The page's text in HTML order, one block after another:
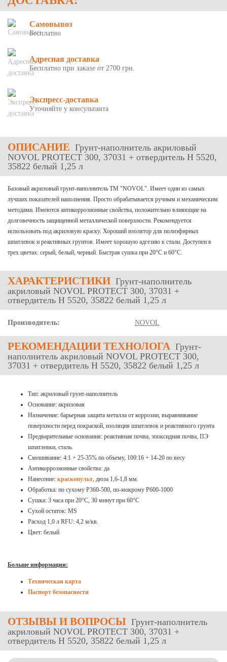
Самовывоз
Бесплатно
Адресная доставка
Бесплатно при заказе от 2700 грн.
Экспресс-доставка
Уточняйте у консультанта
ОПИСАНИЕ Грунт-наполнитель акриловый
NOVOL PROTECT 300, 37031 + отвердитель H 5520,
35822 белый 1,25 л
Базовый акриловый грунт-наполнитель ТМ "NOVOL". Имеет один из самых
лучших показателей наполнения. Просто обрабатывается ручным и механическим
методами. Имеются антикоррозионные свойства, положительно влияющие на
долговечность защищенной металлической поверхности. Рекомендуется
использовать под акриловую краску. Хороший изолятор для полиэфирных
шпатлевок и реактивных грунтов. Имеет хорошую адгезию к стали. Доступен в
трех цветах: серый, белый, черный. Быстрая сушка при 20°C и 60°C.
ХАРАКТЕРИСТИКИ Грунт-наполнитель
акриловый NOVOL PROTECT 300, 37031 +
отвердитель H 5520, 35822 белый 1,25 л
Производитель: NOVOL
РЕКОМЕНДАЦИИ ТЕХНОЛОГА Грунт-
наполнитель акриловый NOVOL PROTECT 300,
37031 + отвердитель H 5520, 35822 белый 1,25 л
Тип: акриловый грунт-наполнитель
Основание: акриловая
Назначение: барьерная защита металла от коррозии, выравнивание
поверхности перед покраской, изоляция шпатлевок и реактивного грунта
Предварительные основания: реактивная почва, эпоксидная почва, ПЭ
шпатлевки, сталь.
Смешивание: 4:1 + 25-35% по объему, 100:16 + 14-20 по весу
Антикоррозионные свойства: да
Нанесение: краскопульт, дюза 1,6-1,8 мм.
Обработка: по сухому Р360-500, по-мокрому Р600-1000
Сушка: 3 часа при 20°C, 30 минут при 60°C
Сухой остаток: MS
Расход 1,0 л RFU: 4,2 м/кв.
Цвет: белый
Больше информации:
Техническая карта
Паспорт безопасности
ОТЗЫВЫ И ВОПРОСЫ Грунт-наполнитель
акриловый NOVOL PROTECT 300, 37031 +
отвердитель H 5520, 35822 белый 1,25 л